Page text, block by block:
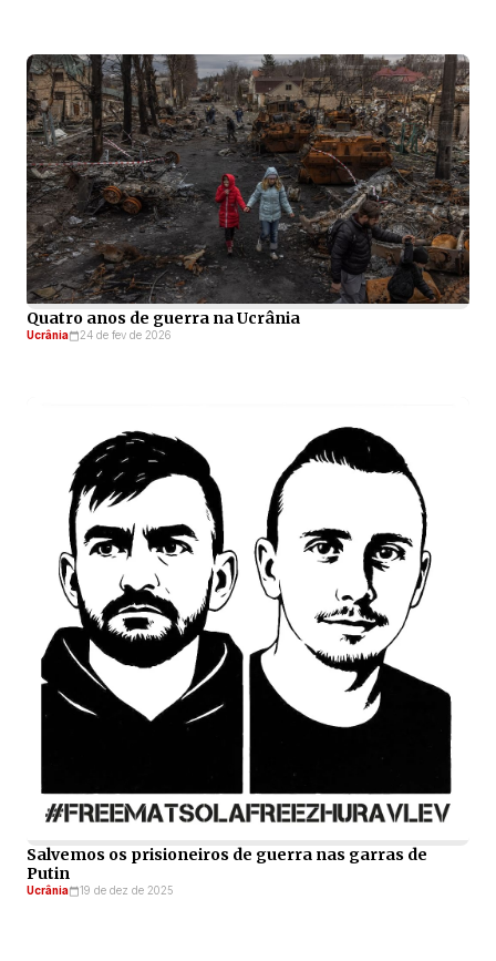
Quatro anos de guerra na Ucrânia
Ucrânia 24 de fev de 2026
Salvemos os prisioneiros de guerra nas garras de
Putin
Ucrânia 19 de dez de 2025